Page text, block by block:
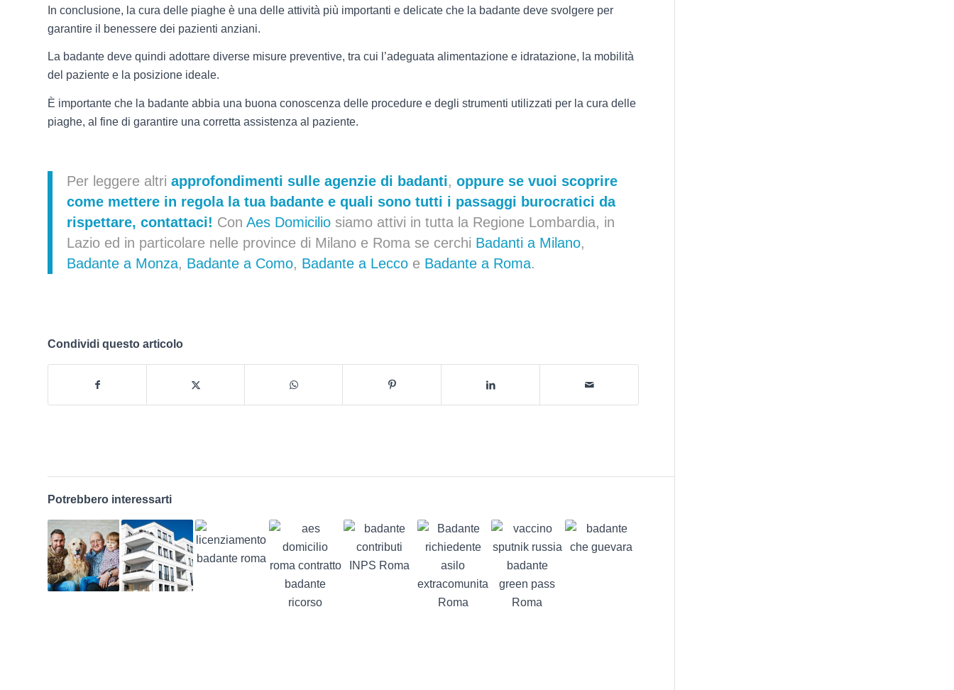
In conclusione, la cura delle piaghe è una delle attività più importanti e delicate che la badante deve svolgere per
garantire il benessere dei pazienti anziani.
La badante deve quindi adottare diverse misure preventive, tra cui l’adeguata alimentazione e idratazione, la mobilità
del paziente e la posizione ideale.
È importante che la badante abbia una buona conoscenza delle procedure e degli strumenti utilizzati per la cura delle
piaghe, al fine di garantire una corretta assistenza al paziente.
Per leggere altri approfondimenti sulle agenzie di badanti, oppure se vuoi scoprire
come mettere in regola la tua badante e quali sono tutti i passaggi burocratici da
rispettare, contattaci! Con Aes Domicilio siamo attivi in tutta la Regione Lombardia, in
Lazio ed in particolare nelle province di Milano e Roma se cerchi Badanti a Milano,
Badante a Monza, Badante a Como, Badante a Lecco e Badante a Roma.
Condividi questo articolo
Potrebbero interessarti